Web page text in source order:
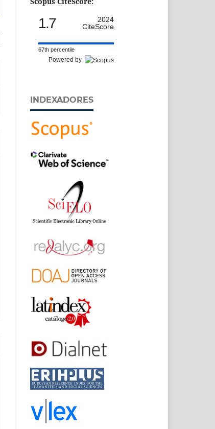
1.7
2024
CiteScore
67th percentile
Powered by
INDEXADORES